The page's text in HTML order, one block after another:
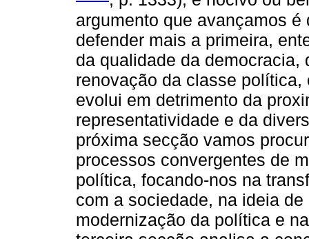
argumento que avançamos
defender mais a primeira,
da qualidade da democracia,
renovação da classe
evolui em detrimento da
representatividade e da
próxima secção vamos
processos convergentes de
política, focando-nos na
com a sociedade, na ideia
modernização da política e